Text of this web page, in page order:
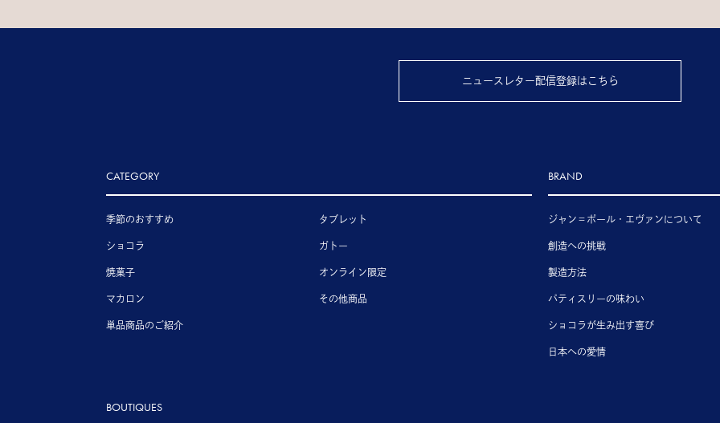
ニュースレター配信登録はこちら
CATEGORY
季節のおすすめ
ショコラ
焼菓子
マカロン
単品商品のご紹介
タブレット
ガトー
オンライン限定
その他商品
BRAND
ジャン＝ポール・エヴァンについて
創造への挑戦
製造方法
パティスリーの味わい
ショコラが生み出す喜び
日本への愛情
BOUTIQUES